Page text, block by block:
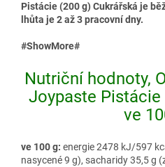
Pistácie (200 g) Cukrářská je
lhůta je 2 až 3 pracovní dny.
#ShowMore#
Nutriční hodnoty,
Joypaste Pistácie
ve
ve 100 g: energie 2478 kJ/597
nasycené 9 g), sacharidy 35,5 g